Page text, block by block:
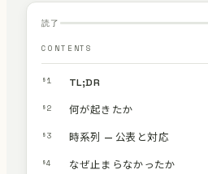
読了
CONTENTS
§1 TL;DR
§2 何が起きたか
§3 時系列 — 公表と対応
§4 なぜ止まらなかったか